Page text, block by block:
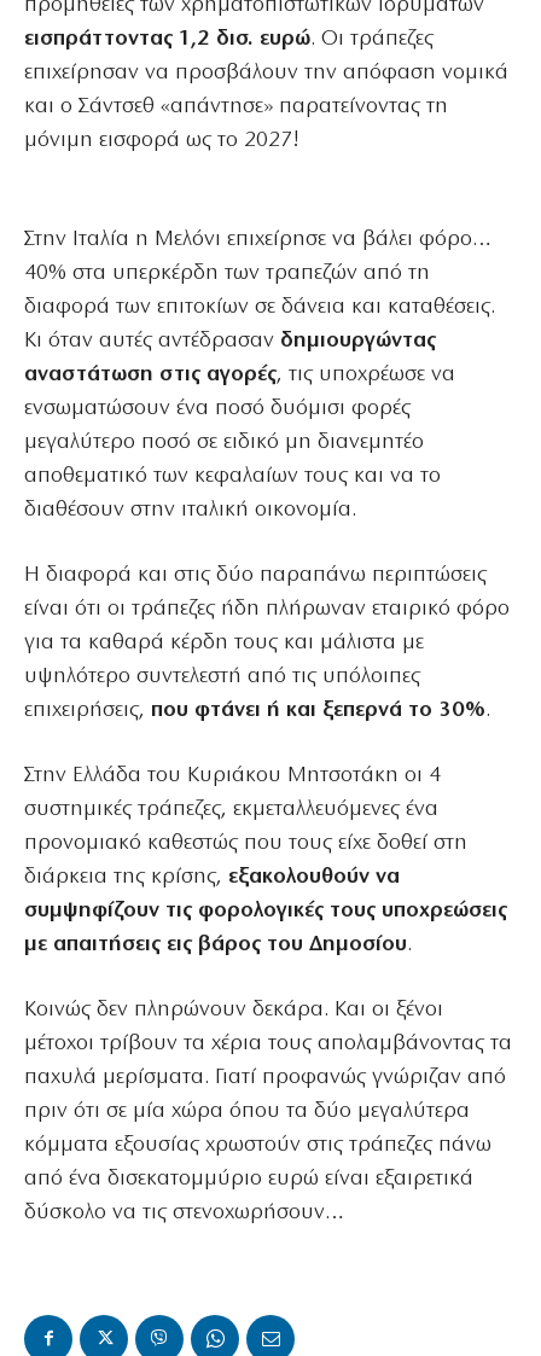
προμήθειες των χρηματοπιστωτικών ιδρυμάτων
εισπράττοντας 1,2 δισ. ευρώ. Οι τράπεζες
επιχείρησαν να προσβάλουν την απόφαση νομικά
και ο Σάντσεθ «απάντησε» παρατείνοντας τη
μόνιμη εισφορά ως το 2027!
Στην Ιταλία η Μελόνι επιχείρησε να βάλει φόρο…
40% στα υπερκέρδη των τραπεζών από τη
διαφορά των επιτοκίων σε δάνεια και καταθέσεις.
Κι όταν αυτές αντέδρασαν δημιουργώντας
αναστάτωση στις αγορές, τις υποχρέωσε να
ενσωματώσουν ένα ποσό δυόμισι φορές
μεγαλύτερο ποσό σε ειδικό μη διανεμητέο
αποθεματικό των κεφαλαίων τους και να το
διαθέσουν στην ιταλική οικονομία.
Η διαφορά και στις δύο παραπάνω περιπτώσεις
είναι ότι οι τράπεζες ήδη πλήρωναν εταιρικό φόρο
για τα καθαρά κέρδη τους και μάλιστα με
υψηλότερο συντελεστή από τις υπόλοιπες
επιχειρήσεις, που φτάνει ή και ξεπερνά το 30%.
Στην Ελλάδα του Κυριάκου Μητσοτάκη οι 4
συστημικές τράπεζες, εκμεταλλευόμενες ένα
προνομιακό καθεστώς που τους είχε δοθεί στη
διάρκεια της κρίσης, εξακολουθούν να
συμψηφίζουν τις φορολογικές τους υποχρεώσεις
με απαιτήσεις εις βάρος του Δημοσίου.
Κοινώς δεν πληρώνουν δεκάρα. Και οι ξένοι
μέτοχοι τρίβουν τα χέρια τους απολαμβάνοντας τα
παχυλά μερίσματα. Γιατί προφανώς γνώριζαν από
πριν ότι σε μία χώρα όπου τα δύο μεγαλύτερα
κόμματα εξουσίας χρωστούν στις τράπεζες πάνω
από ένα δισεκατομμύριο ευρώ είναι εξαιρετικά
δύσκολο να τις στενοχωρήσουν…